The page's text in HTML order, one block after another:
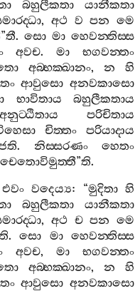
බහුලීකතා
යානීකතා
, අථ ව පන මෙ
”තී. සො මා හෙවන‍්තිස‍්ස
අවච.මා
භගවන‍්තං
අබ‍්භක‍්ඛානං, න
හි
ආවුසො අනවකාසො
භාවිතාය
බහුලීකතාය
අනුට‍්ඨිතාය
පරිචිතාය
චිත‍්තං
පරියාදාය
. නිස‍්සරණං
හෙතං
චෙතොවිමුත‍්තී”ති.
එවං වදෙය්‍ය: “මුදිතා හි
බහුලීකතා
යානීකතා
, අථ ච පන මෙ
. සො මා
හෙවන‍්තිස‍්ස
අවච, මා
භගවන‍්තං
අබ‍්භක‍්ඛානං, න
හි
ආවුසො අනවකාසො